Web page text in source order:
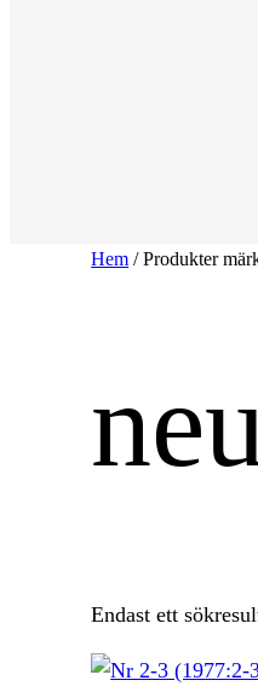
Hem / Produkter
Endast ett